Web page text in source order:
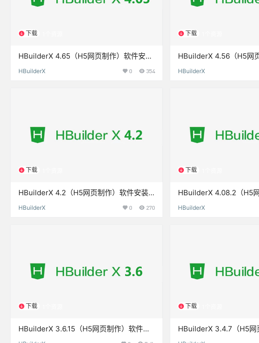
下载
HBuilderX 4.65（H5网页制作）软件安装
HBuilderX 0 354
下载
HBuilderX 4.56（H5网
HBuilderX
下载
HBuilderX 4.2（H5网页制作）软件安装
HBuilderX 0 270
下载
HBuilderX 4.08.2（H5
HBuilderX
下载
HBuilderX 3.6.15（H5网页制作）软件安
下载
HBuilderX 3.4.7（H5网